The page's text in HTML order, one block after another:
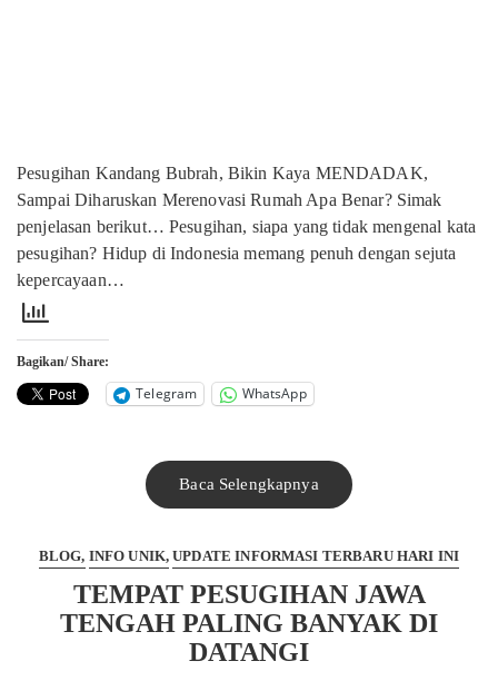
Pesugihan Kandang Bubrah, Bikin Kaya MENDADAK,
Sampai Diharuskan Merenovasi Rumah Apa Benar? Simak
penjelasan berikut… Pesugihan, siapa yang tidak mengenal kata
pesugihan? Hidup di Indonesia memang penuh dengan sejuta
kepercayaan…
Bagikan/ Share:
Telegram WhatsApp
Baca Selengkapnya
BLOG INFO UNIK UPDATE INFORMASI TERBARU HARI INI
TEMPAT PESUGIHAN JAWA
TENGAH PALING BANYAK DI
DATANGI